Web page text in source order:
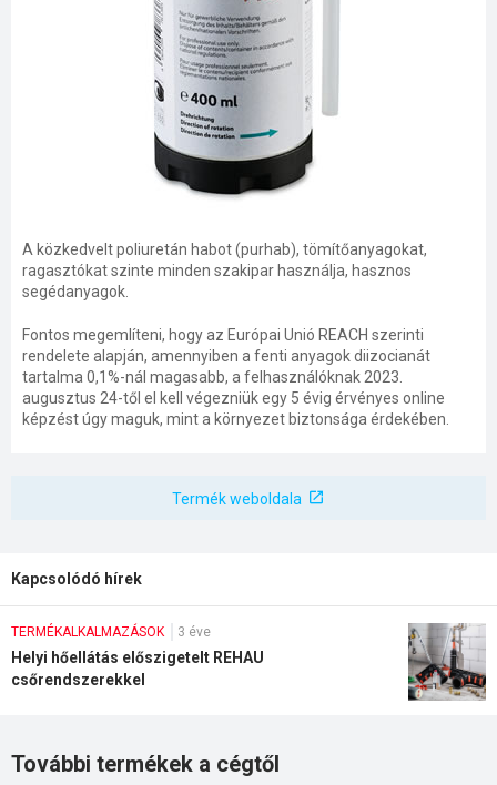
A közkedvelt poliuretán habot (purhab), tömítőanyagokat,
ragasztókat szinte minden szakipar használja, hasznos
segédanyagok.
Fontos megemlíteni, hogy az Európai Unió REACH szerinti
rendelete alapján, amennyiben a fenti anyagok diizocianát
tartalma 0,1%-nál magasabb, a felhasználóknak 2023.
augusztus 24-től el kell végezniük egy 5 évig érvényes online
képzést úgy maguk, mint a környezet biztonsága érdekében.
Termék weboldala
Kapcsolódó hírek
TERMÉKALKALMAZÁSOK 3 éve
Helyi hőellátás előszigetelt REHAU
csőrendszerekkel
További termékek a cégtől